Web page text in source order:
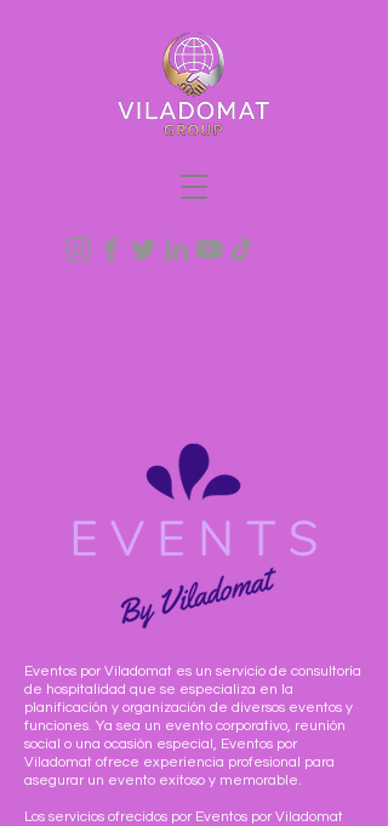
Eventos por Viladomat es un servicio de consultoría
de hospitalidad que se especializa en la
planificación y organización de diversos eventos y
funciones. Ya sea un evento corporativo, reunión
social o una ocasión especial, Eventos por
Viladomat ofrece experiencia profesional para
asegurar un evento exitoso y memorable.
Los servicios ofrecidos por Eventos por Viladomat